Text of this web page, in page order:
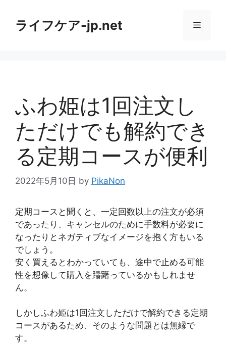
ライフケア-jp.net メ
ふわ姫は1回注文し
ただけでも解約でき
る定期コースが便利
2022年5月10日 by PikaNon
定期コースと聞くと、一定回数以上の注文が必須
であったり、キャンセルのために手数料が必要に
なったりとネガティブなイメージを抱く方もいる
でしょう。
安く買えるとわかっていても、途中で止める可能
性を想像して購入を躊躇っているかもしれませ
ん。
しかしふわ姫は1回注文しただけで解約できる定期
コースがあるため、そのような問題とは無縁で
す。